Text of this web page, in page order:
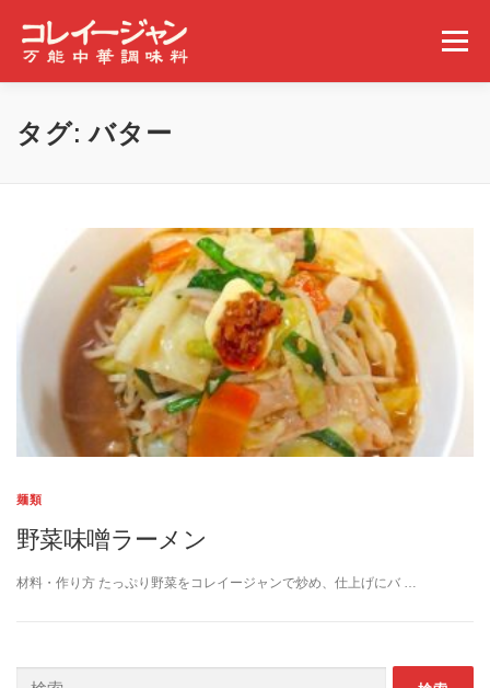
メニュー
ホーム コレイージャンとは
問い合わせ
タグ:バター
麺類
野菜味噌ラーメン
材料・作り方 たっぷり野菜をコレイージャンで炒め、仕上げにバ …
検索: